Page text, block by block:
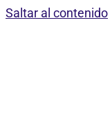
Saltar al contenido